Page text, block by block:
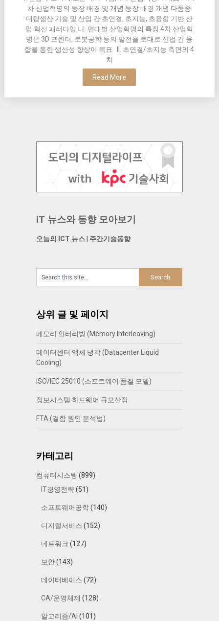
차 산업혁명의 등장 배경 및 개념 등장 배경 개념 다품종
대량생산 기술 및 산업 간 초연결, 초지능, 초융합 기반 산
업 혁신 패러다임 나. 연대별 산업혁명의 특징 4차 산업혁
명은 3D 프린터, 로봇공학 등의 발전을 토대로 산업 간 융
합을 통한 생산성 향상이 목표 II. 초연결/초지능 측면의 4
차
Read More
IT 뉴스와 동향 모아보기
오늘의 ICT 뉴스| 주간기술동향
상위 글 및 페이지
메모리 인터리빙 (Memory Interleaving)
데이터센터 액체 냉각 (Datacenter Liquid
Cooling)
ISO/IEC 25010 (소프트웨어 품질 모델)
정보시스템 하드웨어 규모산정
FTA (결함 원인 분석법)
카테고리
컴퓨터시스템 (899)
IT경영전략(51)
소프트웨어공학(140)
디지털서비스 (152)
네트워크 (127)
보안(143)
데이터베이스 (72)
CA/운영체제 (128)
알고리즘/AI (101)